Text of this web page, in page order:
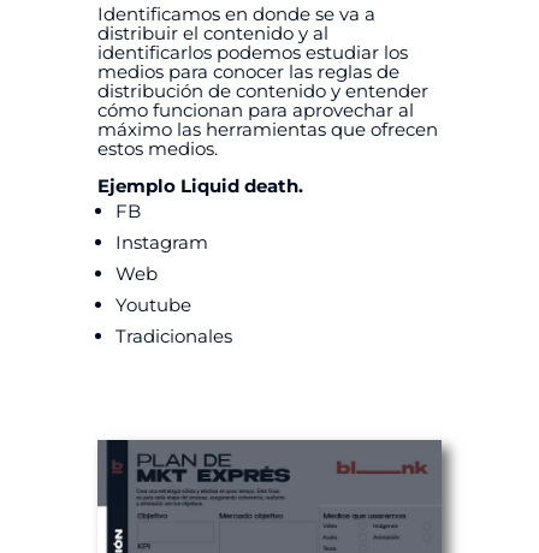
Identificamos en donde se va a
distribuir el contenido y al
identificarlos podemos estudiar los
medios para conocer las reglas de
distribución de contenido y entender
cómo funcionan para aprovechar al
máximo las herramientas que ofrecen
estos medios.
Ejemplo Liquid death.
FB
Instagram
Web
Youtube
Tradicionales